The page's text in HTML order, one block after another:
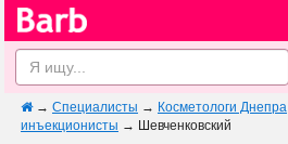
→ Специалисты → Косметологи Днепра
инъекционисты → Шевченковский